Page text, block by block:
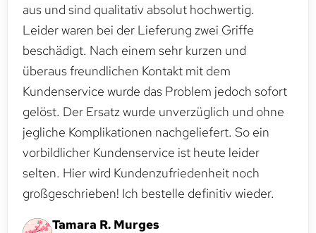
aus und sind qualitativ absolut hochwertig.
Leider waren bei der Lieferung zwei Griffe
beschädigt. Nach einem sehr kurzen und
überaus freundlichen Kontakt mit dem
Kundenservice wurde das Problem jedoch sofort
gelöst. Der Ersatz wurde unverzüglich und ohne
jegliche Komplikationen nachgeliefert. So ein
vorbildlicher Kundenservice ist heute leider
selten. Hier wird Kundenzufriedenheit noch
großgeschrieben! Ich bestelle definitiv wieder.
Tamara R. Murges